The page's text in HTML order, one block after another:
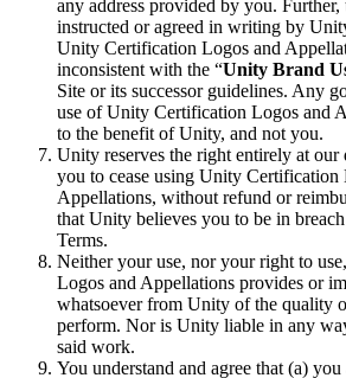
any address provided by you. Further,
instructed or agreed in writing by
Unity Certification Logos and
inconsistent with the “Unity Brand
Site or its successor guidelines. Any
use of Unity Certification Logos and
to the benefit of Unity, and not you.
Unity reserves the right entirely at our
you to cease using Unity Certification
Appellations, without refund or
that Unity believes you to be in
Terms.
Neither your use, nor your right to
Logos and Appellations provides or
whatsoever from Unity of the quality
perform. Nor is Unity liable in any
said work.
You understand and agree that (a)